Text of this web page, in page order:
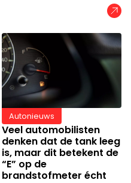
Autonieuws
Veel automobilisten
denken dat de tank leeg
is, maar dit betekent de
“E” op de
brandstofmeter écht